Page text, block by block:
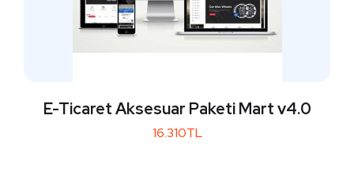
E-Ticaret Aksesuar Paketi Mart v4.0
16.310TL